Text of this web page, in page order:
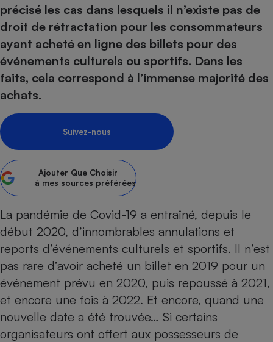
précisé les cas dans lesquels il n’existe pas de
droit de rétractation pour les consommateurs
ayant acheté en ligne des billets pour des
événements culturels ou sportifs. Dans les
faits, cela correspond à l’immense majorité des
achats.
Suivez-nous
Ajouter Que Choisir
à mes sources préférées
La pandémie de Covid-19 a entraîné, depuis le
début 2020, d’innombrables annulations et
reports d’événements culturels et sportifs. Il n’est
pas rare d’avoir acheté un billet en 2019 pour un
événement prévu en 2020, puis repoussé à 2021,
et encore une fois à 2022. Et encore, quand une
nouvelle date a été trouvée… Si certains
organisateurs ont offert aux possesseurs de
Sécurité - Hygiène
Complément
alimentaire
Assurance
Banque - Crédit
Epargne - Fiscalité
Assurance emprunteur
Circulation routière
Contrôle technique -
Pièce détachée
Moto
Comparateur auto
Comparatif
Comparatif plaque à
Comparatif climatiseur
Comparatif aspirateur
Comparatif robot cuiseur
Comparatif centrale
Gros électroménager
Petit électroménager -
Électricité - Gaz
Comparatif casque audio
Comparatif barre de son
Comparatif ordinateur
Comparatif ultrabook
Image et son
Informatique
Internet
Téléphonie
Crédit immobilier
Comparatif tondeuse
Comparatif poêle à
Aménagement
Produit d'entretien
Sécurité domestique
Hygiène - Beauté
Maladie - Médecine -
Mutuelle
Maison de retraite
Choisir son fioul
Choisir son pellet
Comparateur assurance emprunteur
Energie Moins Chère Ensemble
Toutes les cartes interactives
connexion Internet